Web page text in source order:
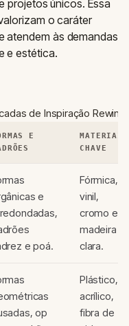
projetos únicos. Essa
o caráter
atendem às demandas
e estética.
de Inspiração Rewind
E
MATERIAIS
CHAVE
e
e poá.
Fórmica,
vinil,
cromo e
madeira
clara.
op
Plástico,
acrílico,
fibra de